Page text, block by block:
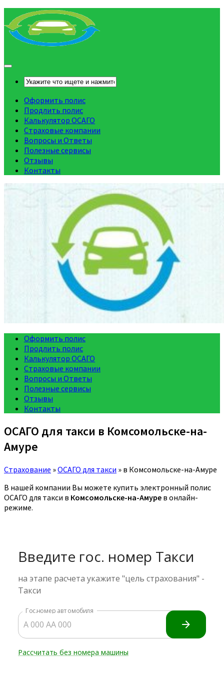
Оформить полис
Продлить полис
Калькулятор ОСАГО
Страховые компании
Вопросы и Ответы
Полезные сервисы
Отзывы
Контакты
Оформить полис
Продлить полис
Калькулятор ОСАГО
Страховые компании
Вопросы и Ответы
Полезные сервисы
Отзывы
Контакты
ОСАГО для такси в Комсомольске-на-
Амуре
Страхование »ОСАГО для такси » в Комсомольске-на-Амуре
В нашей компании Вы можете купить электронный полис
ОСАГО для такси в Комсомольске-на-Амуре в онлайн-
режиме.